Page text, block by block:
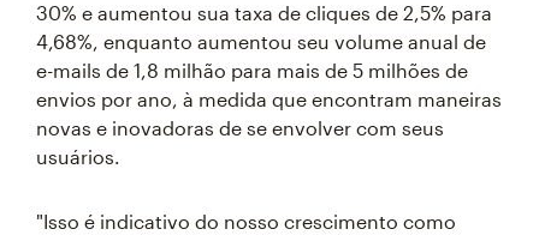
30% e aumentou sua taxa de cliques de 2,5% para
4,68%, enquanto aumentou seu volume anual de
e-mails de 1,8 milhão para mais de 5 milhões de
envios por ano, à medida que encontram maneiras
novas e inovadoras de se envolver com seus
usuários.
"Isso é indicativo do nosso crescimento como